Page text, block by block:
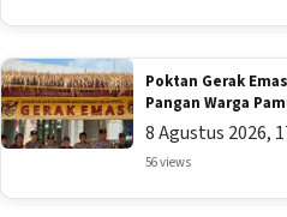
Poktan Gerak
Pangan Warga
8 Agustus 2026,
56 views